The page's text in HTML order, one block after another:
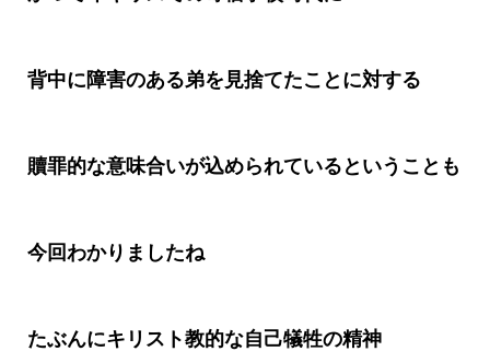
背中に障害のある弟を見捨てたことに対する
贖罪的な意味合いが込められているということも
今回わかりましたね
たぶんにキリスト教的な自己犠牲の精神